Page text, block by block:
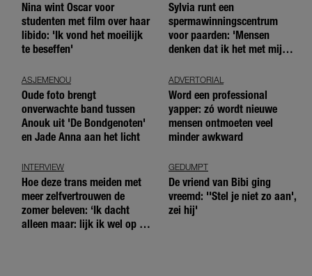
Nina wint Oscar voor
studenten met film over haar
libido: 'Ik vond het moeilijk
te beseffen'
Sylvia runt een
spermawinningscentrum
voor paarden: 'Mensen
denken dat ik het met mijn
ASJEMENOU
Oude foto brengt
onverwachte band tussen
Anouk uit 'De Bondgenoten'
en Jade Anna aan het licht
ADVERTORIAL
Word een professional
yapper: zó wordt nieuwe
mensen ontmoeten veel
minder awkward
INTERVIEW
Hoe deze trans meiden met
meer zelfvertrouwen de
zomer beleven: ‘Ik dacht
alleen maar: lijk ik wel op de
GEDUMPT
De vriend van Bibi ging
vreemd: ''Stel je niet zo aan',
zei hij'